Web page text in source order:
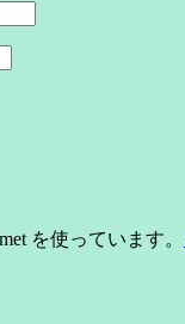
を使っています。